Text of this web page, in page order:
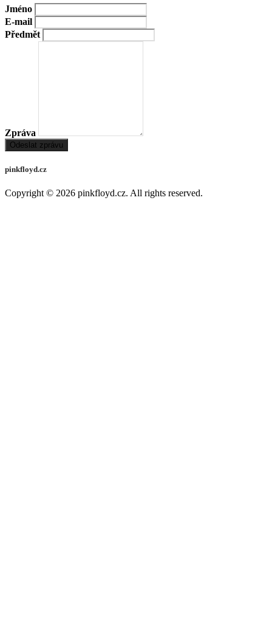
Jméno
E-mail
Předmět
Zpráva
Odeslat zprávu
pinkfloyd.cz
Copyright © 2026 pinkfloyd.cz. All rights reserved.